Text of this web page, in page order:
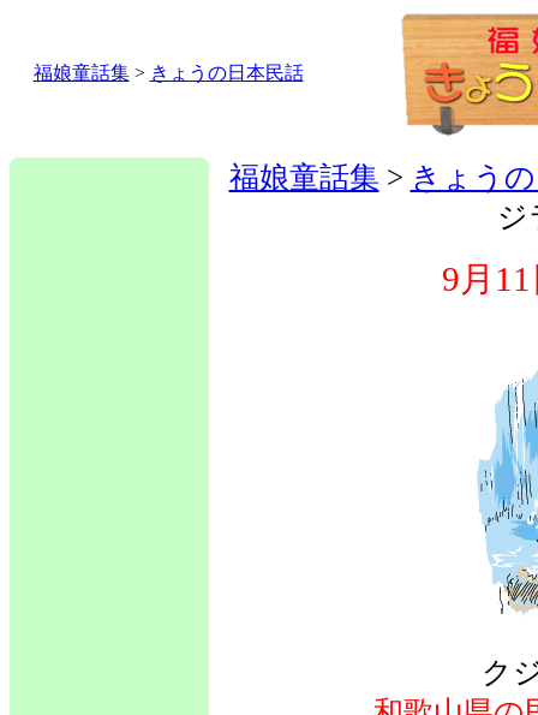
福娘童話集> きょうの日本民話
福娘童話集 > きょう
ジ
9月
ク